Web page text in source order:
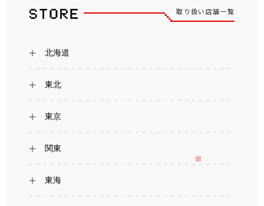
取り扱い店舗一覧
北海道
東北
東京
関東
東海